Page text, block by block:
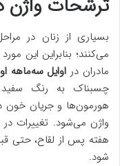
ترشحات واژن
بسیاری از زنان در
می‌کنند؛ بنابراین این
مادران در اوایل سه‌ماهه
چسبناک به رنگ سفید
هورمون‌ها و جریان خون
واژن می‌شود. تغییرات
هفته پس از لقاح، حتی
شود.